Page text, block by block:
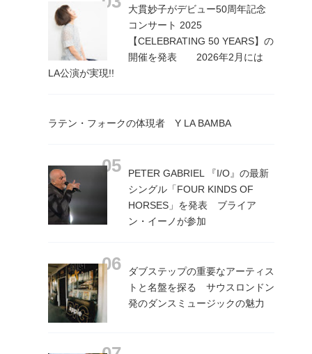
大貫妙子がデビュー50周年記念
コンサート 2025
【CELEBRATING 50 YEARS】の
開催を発表 2026年2月には
LA公演が実現!!
ラテン・フォークの体現者 Y LA BAMBA
PETER GABRIEL 『I/O』の最新
シングル「FOUR KINDS OF
HORSES」を発表 ブライア
ン・イーノが参加
ダブステップの重要なアーティス
トと名盤を探る サウスロンドン
発のダンスミュージックの魅力